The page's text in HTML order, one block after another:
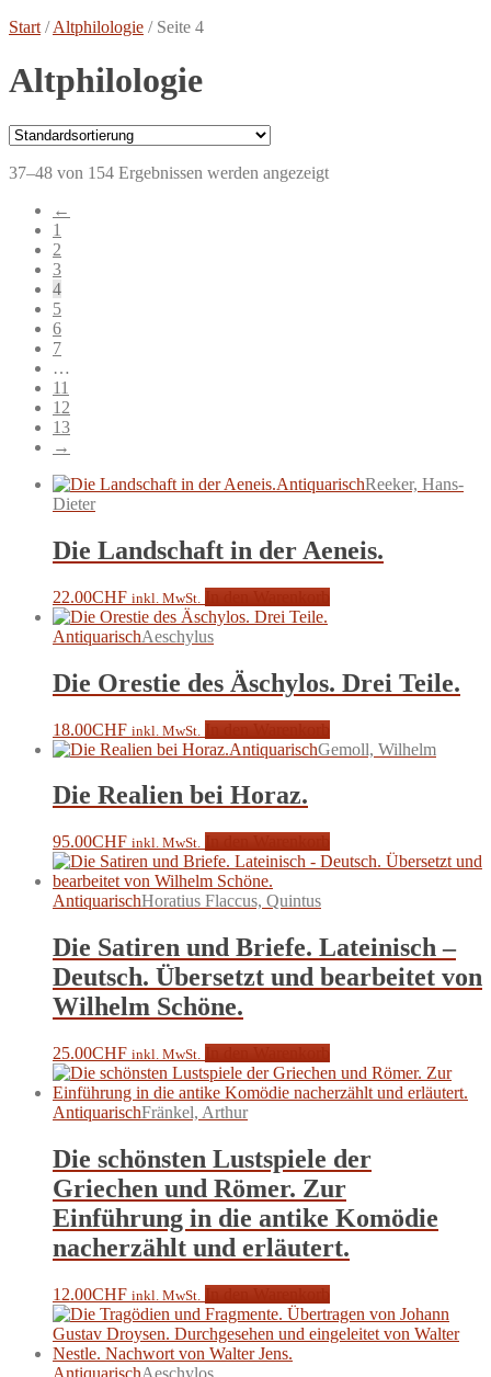
Start /Altphilologie / Seite 4
Altphilologie
37–48 von 154 Ergebnissen werden angezeigt
←
1
2
3
4
5
6
7
…
11
12
13
→
AntiquarischReeker, Hans-
Dieter
Die Landschaft in der Aeneis.
22.00CHF inkl. MwSt.
AntiquarischAeschylus
Die Orestie des Äschylos. Drei Teile.
18.00CHF inkl. MwSt.
AntiquarischGemoll, Wilhelm
Die Realien bei Horaz.
95.00CHF inkl. MwSt.
AntiquarischHoratius Flaccus, Quintus
Die Satiren und Briefe. Lateinisch –
Deutsch. Übersetzt und bearbeitet von
Wilhelm Schöne.
25.00CHF inkl. MwSt.
AntiquarischFränkel, Arthur
Die schönsten Lustspiele der
Griechen und Römer. Zur
Einführung in die antike Komödie
nacherzählt und erläutert.
12.00CHF inkl. MwSt.
AntiquarischAeschylos